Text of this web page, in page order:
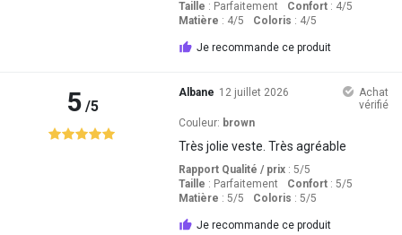
Taille : Parfaitement Confort: 4/5
Matière : 4/5 Coloris : 4/5
Je recommande ce produit
5/5
Albane 12 juillet 2026
Achat
vérifié
Couleur: brown
Très jolie veste. Très agréable
Rapport Qualité / prix: 5/5
Taille : Parfaitement Confort: 5/5
Matière : 5/5 Coloris : 5/5
Je recommande ce produit